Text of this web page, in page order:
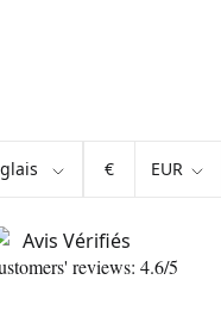
€
reviews: 4.6/5